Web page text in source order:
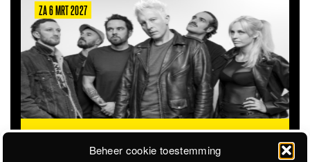
Beheer cookie toestemming
ZA 6 MRT 2027